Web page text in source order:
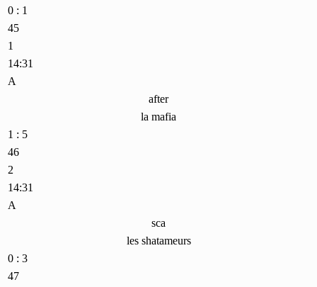
0 : 1
45
1
14:31
A
after
la mafia
1 : 5
46
2
14:31
A
sca
les shatameurs
0 : 3
47